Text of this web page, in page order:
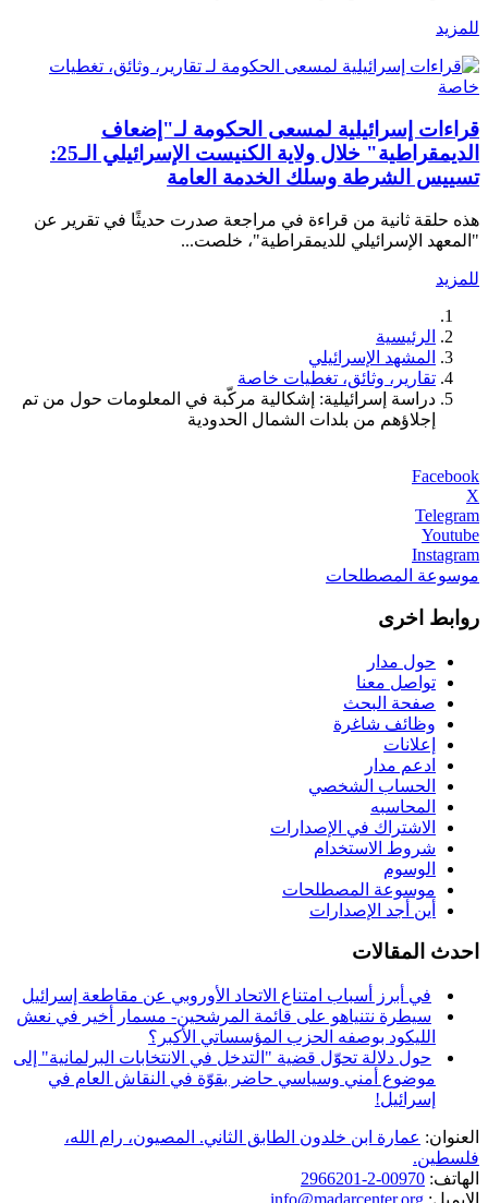
للمزيد
تقارير، وثائق، تغطيات
خاصة
قراءات إسرائيلية لمسعى الحكومة لـ"إضعاف
الديمقراطية" خلال ولاية الكنيست الإسرائيلي الـ25:
تسييس الشرطة وسلك الخدمة العامة
هذه حلقة ثانية من قراءة في مراجعة صدرت حديثًا في تقرير عن
"المعهد الإسرائيلي للديمقراطية"، خلصت...
للمزيد
الرئيسية
المشهد الإسرائيلي
تقارير، وثائق، تغطيات خاصة
دراسة إسرائيلية: إشكالية مركّبة في المعلومات حول من تم
إجلاؤهم من بلدات الشمال الحدودية
Facebook
X
Telegram
Youtube
Instagram
موسوعة المصطلحات
روابط اخرى
حول مدار
تواصل معنا
صفحة البحث
وظائف شاغرة
إعلانات
ادعم مدار
الحساب الشخصي
المحاسبه
الاشتراك في الإصدارات
شروط الاستخدام
الوسوم
موسوعة المصطلحات
أين أجد الإصدارات
احدث المقالات
في أبرز أسباب امتناع الاتحاد الأوروبي عن مقاطعة إسرائيل
سيطرة نتنياهو على قائمة المرشحين- مسمار أخير في نعش
الليكود بوصفه الحزب المؤسساتي الأكبر؟
حول دلالة تحوّل قضية "التدخل في الانتخابات البرلمانية" إلى
موضوع أمني وسياسي حاضر بقوّة في النقاش العام في
إسرائيل!
العنوان: عمارة ابن خلدون الطابق الثاني. المصيون، رام الله،
فلسطين.
الهاتف: 00970-2-2966201